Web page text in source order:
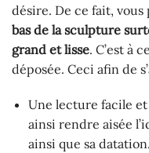
désire. De ce fait,
bas de la sculpture
grand et lisse. C’est à
déposée. Ceci afin de
Une lecture facile
ainsi rendre aisée
ainsi que sa datation.